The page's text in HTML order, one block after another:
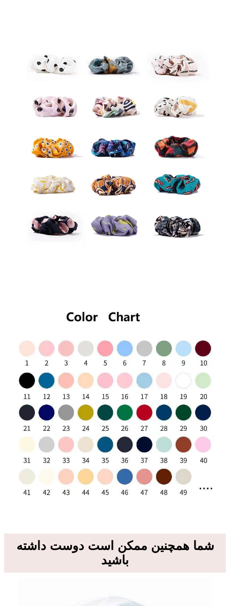
شما همچنین ممکن است دوست داشته
باشید